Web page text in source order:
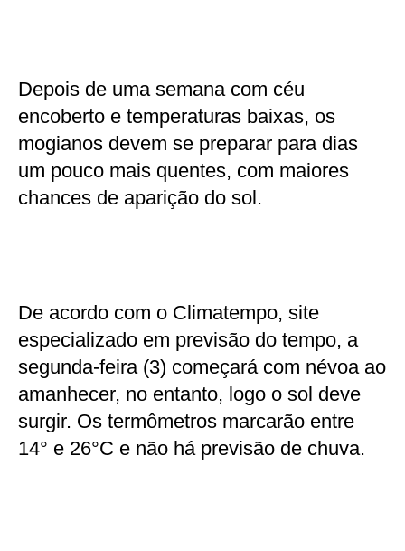
Depois de uma semana com céu
encoberto e temperaturas baixas, os
mogianos devem se preparar para dias
um pouco mais quentes, com maiores
chances de aparição do sol.
De acordo com o Climatempo, site
especializado em previsão do tempo, a
segunda-feira (3) começará com névoa ao
amanhecer, no entanto, logo o sol deve
surgir. Os termômetros marcarão entre
14° e 26°C e não há previsão de chuva.